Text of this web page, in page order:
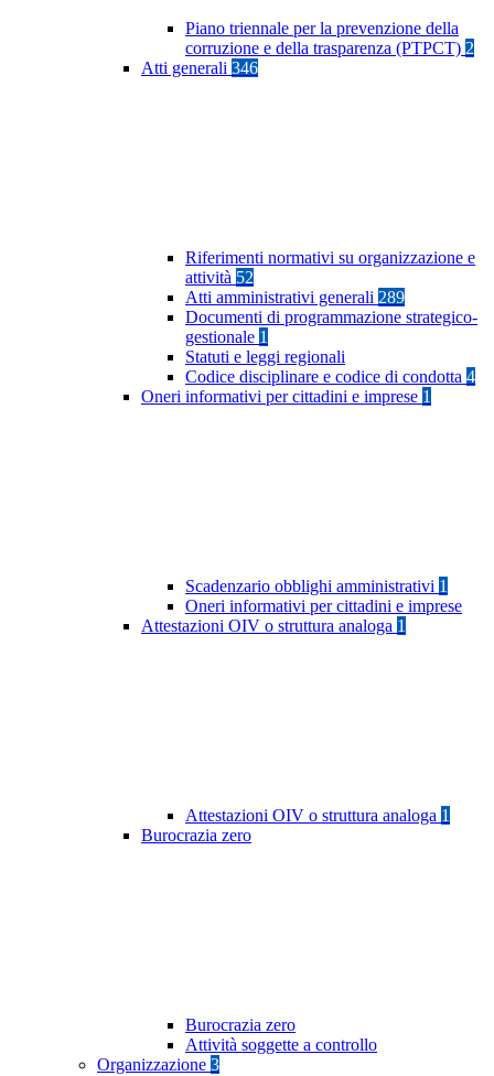
Piano triennale per la prevenzione della
corruzione e della trasparenza (PTPCT) 2
Atti generali 346
Riferimenti normativi su organizzazione e
attività 52
Atti amministrativi generali 289
Documenti di programmazione strategico-
gestionale 1
Statuti e leggi regionali
Codice disciplinare e codice di condotta 4
Oneri informativi per cittadini e imprese 1
Scadenzario obblighi amministrativi 1
Oneri informativi per cittadini e imprese
Attestazioni OIV o struttura analoga 1
Attestazioni OIV o struttura analoga 1
Burocrazia zero
Burocrazia zero
Attività soggette a controllo
Organizzazione 3